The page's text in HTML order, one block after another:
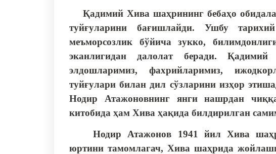
Қадимий Хива шаҳрининг бебаҳо
туйғуларини бағишлайди. Ушбу
меъморсозлик бўйича зукко,
эканлигидан далолат беради.
элдошларимиз, фахрийларимиз,
туйғулари билан дил сўзларини изҳор
Нодир Атажоновнинг янгинашрдан
китобида ҳам Хива ҳақида билдирилган
Нодир Атажонов 1941 йил Хива
юртини тамомлагач, Хива шаҳрида